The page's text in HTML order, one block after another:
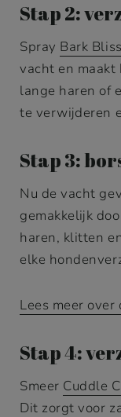
Stap 2:
Spray Bark Bliss
vacht en maakt
lange haren of
te verwijderen
Stap 3:
Nu de vacht
gemakkelijk
haren, klitten
elke
Lees meer
Stap 4:
Smeer Cuddle
Dit zorgt voor